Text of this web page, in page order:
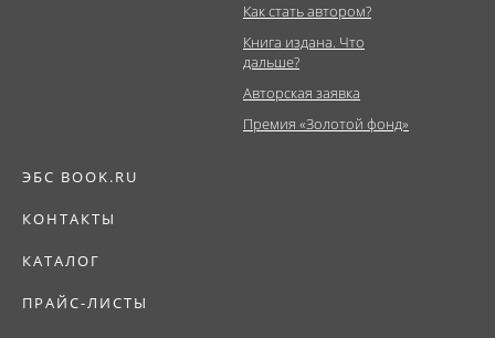
Как стать автором?
Книга издана. Что
дальше?
Авторская заявка
Премия «Золотой фонд»
ЭБС BOOK.RU
КОНТАКТЫ
КАТАЛОГ
ПРАЙС-ЛИСТЫ